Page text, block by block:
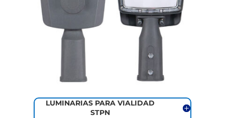
LUMINARIAS PARA VIALIDAD
STPN